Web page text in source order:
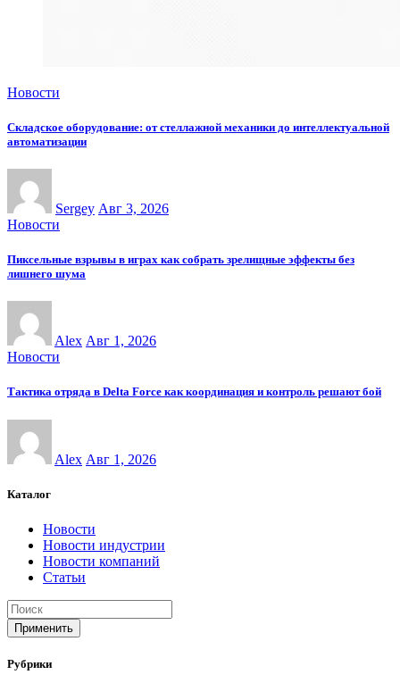
Новости
Складское оборудование: от стеллажной механики до интеллектуальной
автоматизации
Sergey Авг 3, 2026
Новости
Пиксельные взрывы в играх как собрать зрелищные эффекты без
лишнего шума
Alex Авг 1, 2026
Новости
Тактика отряда в Delta Force как координация и контроль решают бой
Alex Авг 1, 2026
Каталог
Новости
Новости индустрии
Новости компаний
Статьи
Применить
Рубрики